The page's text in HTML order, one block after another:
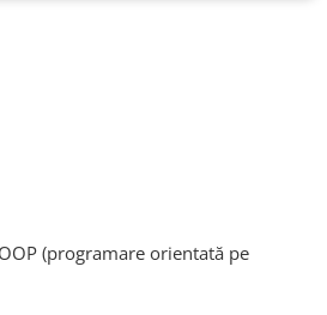
(programare orientată pe